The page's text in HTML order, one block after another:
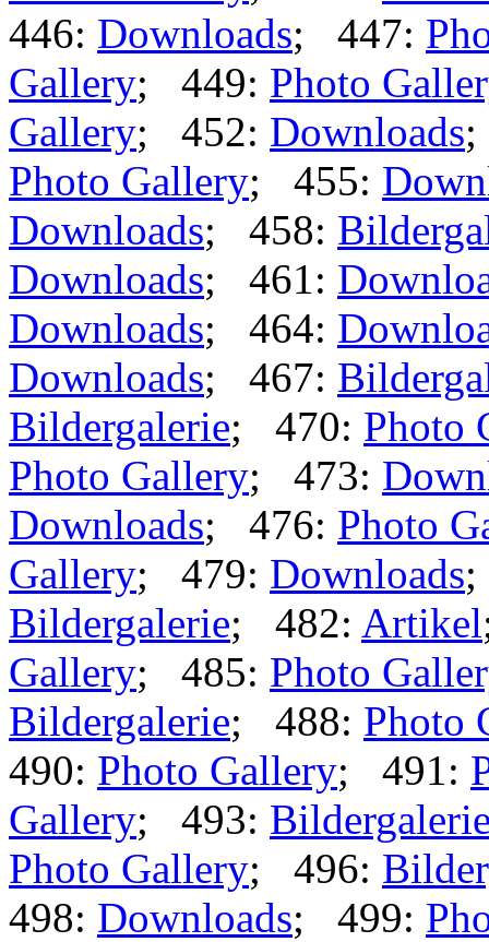
446: Downloads; 447:
Gallery; 449: Photo
Gallery; 452: Downloads
Photo Gallery; 455:
Downloads; 458:
Downloads; 461:
Downloads; 464:
Downloads; 467:
Bildergalerie; 470: Photo
Photo Gallery; 473:
Downloads; 476: Photo
Gallery; 479: Downloads
Bildergalerie; 482: Artikel
Gallery; 485: Photo
Bildergalerie; 488: Photo
490: Photo Gallery; 491:
Gallery; 493:
Photo Gallery; 496:
498: Downloads; 499: